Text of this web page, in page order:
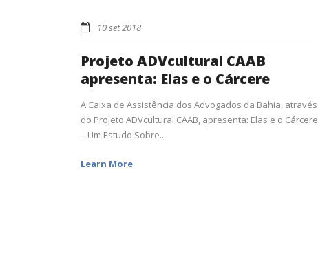
10 set 2018
Projeto ADVcultural CAAB
apresenta: Elas e o Cárcere
A Caixa de Assistência dos Advogados da Bahia, através
do Projeto ADVcultural CAAB, apresenta: Elas e o Cárcere
– Um Estudo Sobre...
Learn More